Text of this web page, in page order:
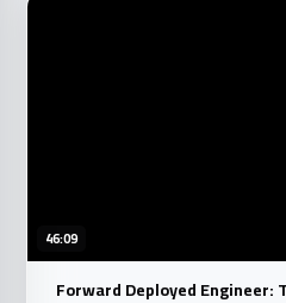
46:09
Forward Deployed Engineer: